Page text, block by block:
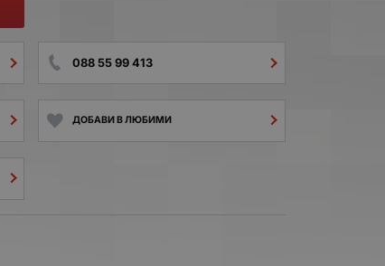
088 55 99 413
ДОБАВИ В ЛЮБИМИ